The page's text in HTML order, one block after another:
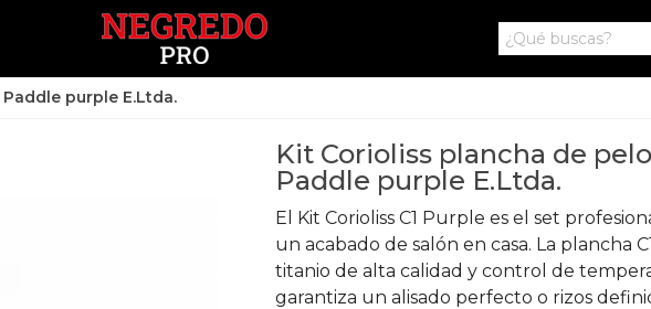
purple E.Ltda.
Kit Corioliss plancha de
Paddle purple E.Ltda.
El Kit Corioliss C1 Purple es el set
un acabado de salón en casa. La plancha
titanio de alta calidad y control de
garantiza un alisado perfecto o rizos